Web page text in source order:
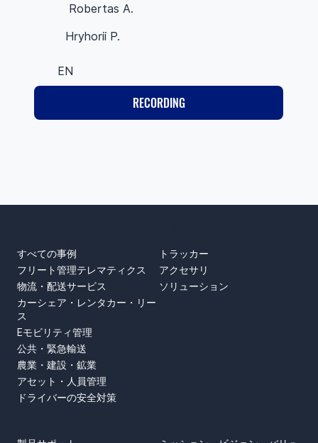
Robertas A.
Hryhorii P.
EN
RECORDING
すべての事例
フリート管理テレマティクス
物流・配送サービス
カーシェア・レンタカー・リー
ス
Eモビリティ管理
公共・緊急輸送
農業・建設・鉱業
アセット・人員管理
ドライバーの安全対策
トラッカー
アクセサリ
ソリューション